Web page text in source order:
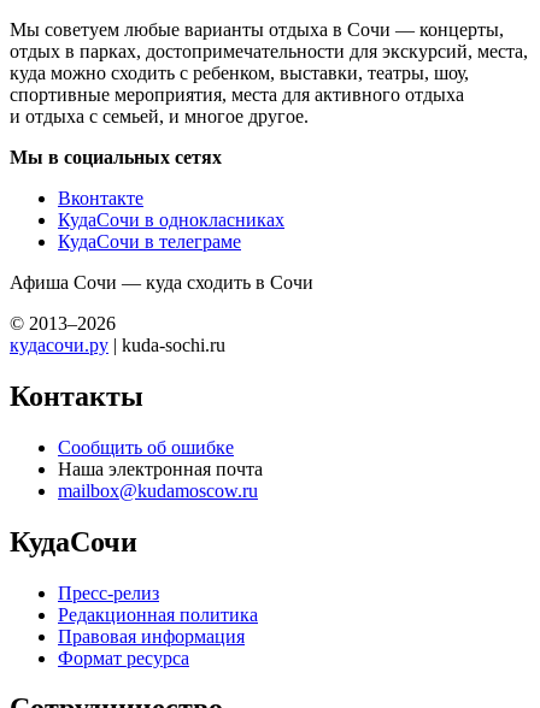
Мы советуем любые варианты отдыха в Сочи — концерты,
отдых в парках, достопримечательности для экскурсий, места,
куда можно сходить с ребенком, выставки, театры, шоу,
спортивные мероприятия, места для активного отдыха
и отдыха с семьей, и многое другое.
Мы в социальных сетях
Вконтакте
КудаСочи в однокласниках
КудаСочи в телеграме
Афиша Сочи — куда сходить в Сочи
© 2013–2026
кудасочи.ру | kuda-sochi.ru
Контакты
Сообщить об ошибке
Наша электронная почта
mailbox@kudamoscow.ru
КудаСочи
Пресс-релиз
Редакционная политика
Правовая информация
Формат ресурса